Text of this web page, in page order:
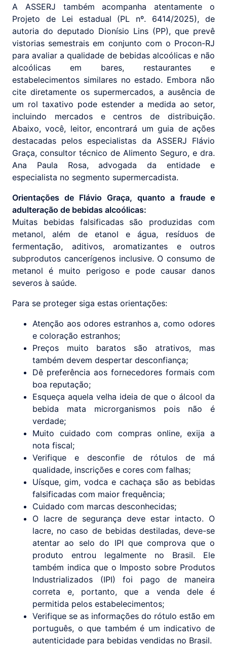
A ASSERJ também acompanha atentamente o
Projeto de Lei estadual (PL nº. 6414/2025), de
autoria do deputado Dionísio Lins (PP), que prevê
vistorias semestrais em conjunto com o Procon-RJ
para avaliar a qualidade de bebidas alcoólicas e não
alcoólicas em bares, restaurantes e
estabelecimentos similares no estado. Embora não
cite diretamente os supermercados, a ausência de
um rol taxativo pode estender a medida ao setor,
incluindo mercados e centros de distribuição.
Abaixo, você, leitor, encontrará um guia de ações
destacadas pelos especialistas da ASSERJ Flávio
Graça, consultor técnico de Alimento Seguro, e dra.
Ana Paula Rosa, advogada da entidade e
especialista no segmento supermercadista.
Orientações de Flávio Graça, quanto a fraude e
adulteração de bebidas alcoólicas:
Muitas bebidas falsificadas são produzidas com
metanol, além de etanol e água, resíduos de
fermentação, aditivos, aromatizantes e outros
subprodutos cancerígenos inclusive. O consumo de
metanol é muito perigoso e pode causar danos
severos à saúde.
Para se proteger siga estas orientações:
Atenção aos odores estranhos a, como odores
e coloração estranhos;
Preços muito baratos são atrativos, mas
também devem despertar desconfiança;
Dê preferência aos fornecedores formais com
boa reputação;
Esqueça aquela velha ideia de que o álcool da
bebida mata microrganismos pois não é
verdade;
Muito cuidado com compras online, exija a
nota fiscal;
Verifique e desconfie de rótulos de má
qualidade, inscrições e cores com falhas;
Uísque, gim, vodca e cachaça são as bebidas
falsificadas com maior frequência;
Cuidado com marcas desconhecidas;
O lacre de segurança deve estar intacto. O
lacre, no caso de bebidas destiladas, deve-se
atentar ao selo do IPI que comprova que o
produto entrou legalmente no Brasil. Ele
também indica que o Imposto sobre Produtos
Industrializados (IPI) foi pago de maneira
correta e, portanto, que a venda dele é
permitida pelos estabelecimentos;
Verifique se as informações do rótulo estão em
português, o que também é um indicativo de
autenticidade para bebidas vendidas no Brasil.